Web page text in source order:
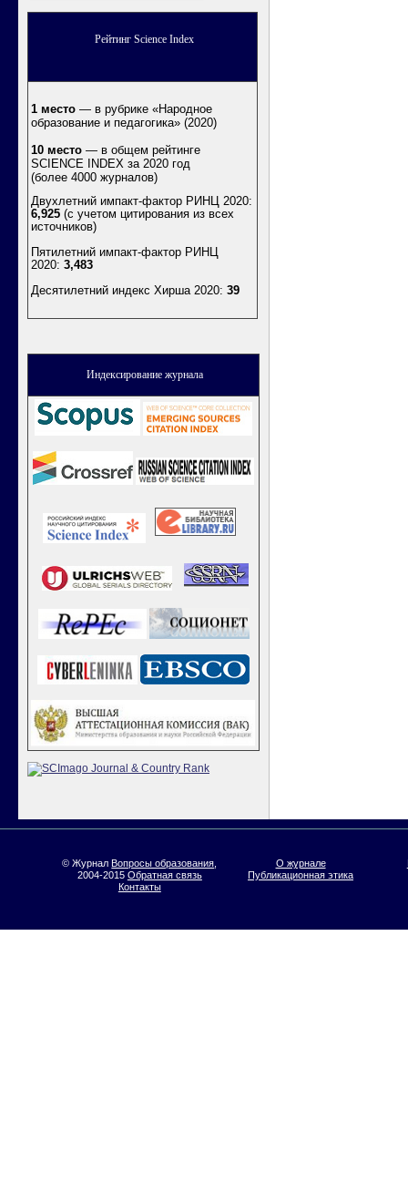
Рейтинг Science Index
1 место — в рубрике «Народное
образование и педагогика» (2020)
10 место — в общем рейтинге
SCIENCE INDEX за 2020 год
(более 4000 журналов)
Двухлетний импакт-фактор РИНЦ 2020:
6,925 (с учетом цитирования из всех
источников)
Пятилетний импакт-фактор РИНЦ
2020: 3,483
Десятилетний индекс Хирша 2020: 39
Индексирование журнала
© ЖурналВопросы образования
2004-2015 Обратная связь
О журнале
Публикационная этика
Контакты